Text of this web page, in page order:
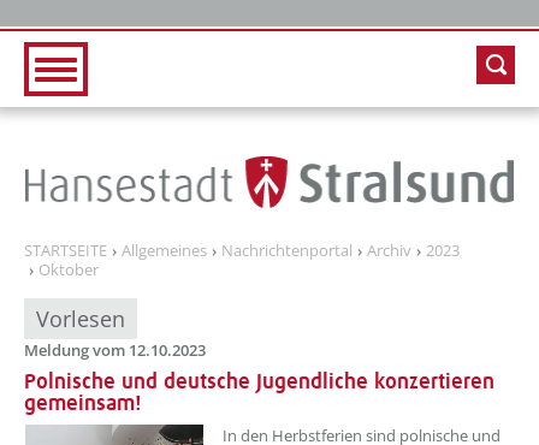
STARTSEITE Allgemeines Nachrichtenportal Archiv
2023
Oktober
Vorlesen
Meldung vom 12.10.2023
Polnische und deutsche Jugendliche konzertieren
gemeinsam!
??? absaetzeOben[1]/titel ???
In den Herbstferien sind polnische und